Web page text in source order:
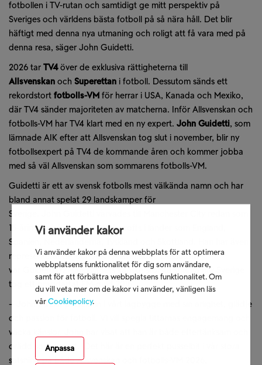
Vi använder kakor
Vi använder kakor på denna webbplats för att optimera
webbplatsens funktionalitet för dig som användare,
samt för att förbättra webbplatsens funktionalitet. Om
du vill veta mer om de kakor vi använder, vänligen läs
vårCookiepolicy.
Anpassa
fotbollen i TV-rutan och samtidigt ge mitt perspektiv på
Sveriges och världens bästa fotboll på så nära håll. Det blir
häftigt med denna nya utmaning och roligt att få vara med på
denna resa, säger John Guidetti.
2026 tar TV4över de exklusiva rättigheterna till
Allsvenskan och Superettan i fotboll. Dessutom sänds ett
rekordstort fotbolls-VM för herrar i USA, Kanada och Mexiko,
där TV4 sänder majoriteten av matcherna. Inför Allsvenskan och
fotbolls-VM har TV4 klart med en ny expert. John Guidetti, som
lämnade AIK efter att Allsvenskan tog slut i november, blir ny
fotbollsexpert på TV4 de kommande åren och kommer jobba
med så väl Allsvenskan som sommarens fotbolls-VM.
Guidetti är ett av svensk fotbolls mest välkända namn och har
bland annat spelat 29 landskamper för
Sverige. John Guidetti värvades till Manchester City redan som
15-åring och har varit utlandsproffs i länder som England,
Spanien, Nederländerna, Tyskland och Skottland. Han har även
representerat BP och AIK i Allsvenskan. Dessutom
var Guidetti U21-landslagets kanske största stjärna när Sverige
tog ett bragdartat EM-guld 2015.
– John passar perfekt in i vårt lagbygge med sin ärlighet, glädje
och passion för fotboll. Vi vill spegla tittarnas engagemang och
väcka känslor. John har visat att han är både eftertänksam och
orädd som expert. Det här är en perfekt pusselbit i vår stora
satsning på både Allsvenskan och fotbolls-VM 2026,